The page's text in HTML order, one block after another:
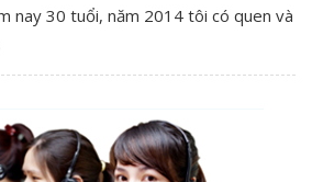
nay 30 tuổi, năm 2014 tôi có quen và